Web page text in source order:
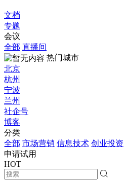
文档
专题
会议
全部 直播间
热门城市
北京
杭州
宁波
兰州
社企号
博客
分类
全部 市场营销 信息技术 创业投资
申请试用
HOT